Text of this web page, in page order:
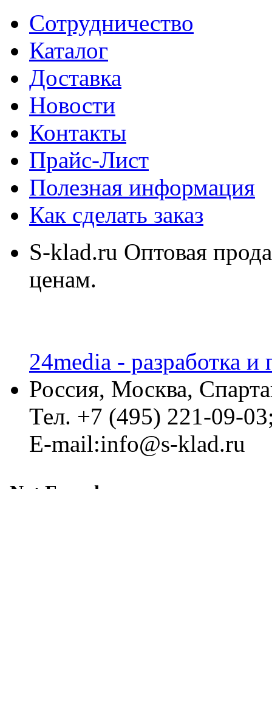
Сотрудничество
Каталог
Доставка
Новости
Контакты
Прайс-Лист
Полезная информация
Как сделать заказ
S-klad.ru Оптовая
ценам.
24media - разработка
Россия, Москва,
Тел. +7 (495) 221-09-
E-mail:info@s-klad.ru